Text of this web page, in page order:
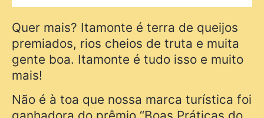
Quer mais? Itamonte é terra de queijos
premiados, rios cheios de truta e muita
gente boa. Itamonte é tudo isso e muito
mais!
Não é à toa que nossa marca turística foi